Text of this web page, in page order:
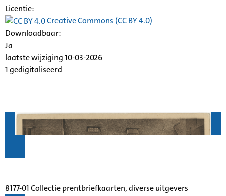
Licentie:
Creative Commons (CC BY 4.0)
Downloadbaar:
Ja
laatste wijziging 10-03-2026
1 gedigitaliseerd
8177-01 Collectie prentbriefkaarten, diverse uitgevers